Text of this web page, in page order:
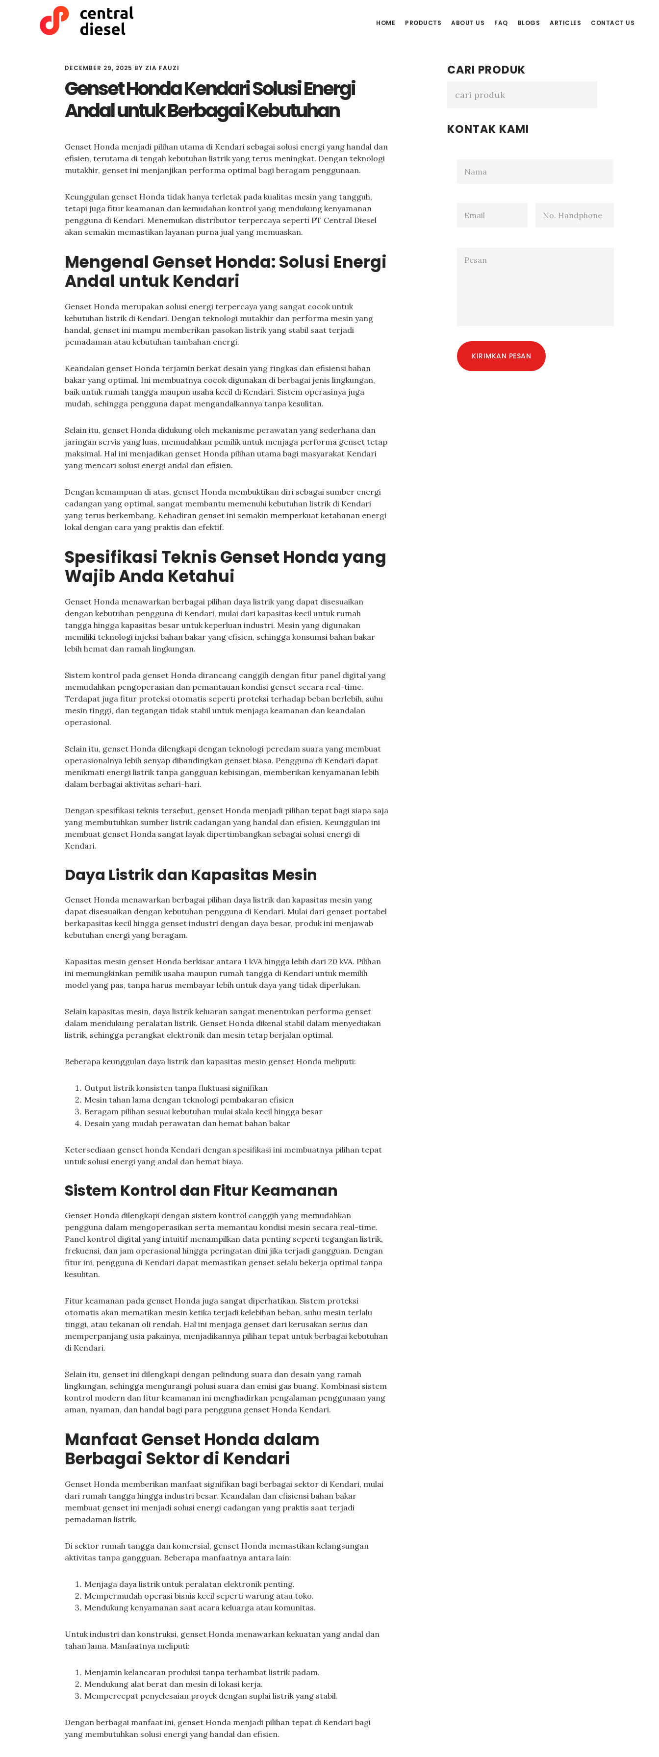
HOME PRODUCTS ABOUT US FAQ BLOGS ARTICLES CONTACT US
DECEMBER 29, 2025 BY ZIA FAUZI
Genset Honda Kendari Solusi Energi
Andal untuk Berbagai Kebutuhan
Genset Honda menjadi pilihan utama di Kendari sebagai solusi energi yang handal dan
efisien, terutama di tengah kebutuhan listrik yang terus meningkat. Dengan teknologi
mutakhir, genset ini menjanjikan performa optimal bagi beragam penggunaan.
Keunggulan genset Honda tidak hanya terletak pada kualitas mesin yang tangguh,
tetapi juga fitur keamanan dan kemudahan kontrol yang mendukung kenyamanan
pengguna di Kendari. Menemukan distributor terpercaya seperti PT Central Diesel
akan semakin memastikan layanan purna jual yang memuaskan.
Mengenal Genset Honda: Solusi Energi
Andal untuk Kendari
Genset Honda merupakan solusi energi terpercaya yang sangat cocok untuk
kebutuhan listrik di Kendari. Dengan teknologi mutakhir dan performa mesin yang
handal, genset ini mampu memberikan pasokan listrik yang stabil saat terjadi
pemadaman atau kebutuhan tambahan energi.
Keandalan genset Honda terjamin berkat desain yang ringkas dan efisiensi bahan
bakar yang optimal. Ini membuatnya cocok digunakan di berbagai jenis lingkungan,
baik untuk rumah tangga maupun usaha kecil di Kendari. Sistem operasinya juga
mudah, sehingga pengguna dapat mengandalkannya tanpa kesulitan.
Selain itu, genset Honda didukung oleh mekanisme perawatan yang sederhana dan
jaringan servis yang luas, memudahkan pemilik untuk menjaga performa genset tetap
maksimal. Hal ini menjadikan genset Honda pilihan utama bagi masyarakat Kendari
yang mencari solusi energi andal dan efisien.
Dengan kemampuan di atas, genset Honda membuktikan diri sebagai sumber energi
cadangan yang optimal, sangat membantu memenuhi kebutuhan listrik di Kendari
yang terus berkembang. Kehadiran genset ini semakin memperkuat ketahanan energi
lokal dengan cara yang praktis dan efektif.
Spesifikasi Teknis Genset Honda yang
Wajib Anda Ketahui
Genset Honda menawarkan berbagai pilihan daya listrik yang dapat disesuaikan
dengan kebutuhan pengguna di Kendari, mulai dari kapasitas kecil untuk rumah
tangga hingga kapasitas besar untuk keperluan industri. Mesin yang digunakan
memiliki teknologi injeksi bahan bakar yang efisien, sehingga konsumsi bahan bakar
lebih hemat dan ramah lingkungan.
Sistem kontrol pada genset Honda dirancang canggih dengan fitur panel digital yang
memudahkan pengoperasian dan pemantauan kondisi genset secara real-time.
Terdapat juga fitur proteksi otomatis seperti proteksi terhadap beban berlebih, suhu
mesin tinggi, dan tegangan tidak stabil untuk menjaga keamanan dan keandalan
operasional.
Selain itu, genset Honda dilengkapi dengan teknologi peredam suara yang membuat
operasionalnya lebih senyap dibandingkan genset biasa. Pengguna di Kendari dapat
menikmati energi listrik tanpa gangguan kebisingan, memberikan kenyamanan lebih
dalam berbagai aktivitas sehari-hari.
Dengan spesifikasi teknis tersebut, genset Honda menjadi pilihan tepat bagi siapa saja
yang membutuhkan sumber listrik cadangan yang handal dan efisien. Keunggulan ini
membuat genset Honda sangat layak dipertimbangkan sebagai solusi energi di
Kendari.
Daya Listrik dan Kapasitas Mesin
Genset Honda menawarkan berbagai pilihan daya listrik dan kapasitas mesin yang
dapat disesuaikan dengan kebutuhan pengguna di Kendari. Mulai dari genset portabel
berkapasitas kecil hingga genset industri dengan daya besar, produk ini menjawab
kebutuhan energi yang beragam.
Kapasitas mesin genset Honda berkisar antara 1 kVA hingga lebih dari 20 kVA. Pilihan
ini memungkinkan pemilik usaha maupun rumah tangga di Kendari untuk memilih
model yang pas, tanpa harus membayar lebih untuk daya yang tidak diperlukan.
Selain kapasitas mesin, daya listrik keluaran sangat menentukan performa genset
dalam mendukung peralatan listrik. Genset Honda dikenal stabil dalam menyediakan
listrik, sehingga perangkat elektronik dan mesin tetap berjalan optimal.
Beberapa keunggulan daya listrik dan kapasitas mesin genset Honda meliputi:
Output listrik konsisten tanpa fluktuasi signifikan
Mesin tahan lama dengan teknologi pembakaran efisien
Beragam pilihan sesuai kebutuhan mulai skala kecil hingga besar
Desain yang mudah perawatan dan hemat bahan bakar
Ketersediaan genset honda Kendari dengan spesifikasi ini membuatnya pilihan tepat
untuk solusi energi yang andal dan hemat biaya.
Sistem Kontrol dan Fitur Keamanan
Genset Honda dilengkapi dengan sistem kontrol canggih yang memudahkan
pengguna dalam mengoperasikan serta memantau kondisi mesin secara real-time.
Panel kontrol digital yang intuitif menampilkan data penting seperti tegangan listrik,
frekuensi, dan jam operasional hingga peringatan dini jika terjadi gangguan. Dengan
fitur ini, pengguna di Kendari dapat memastikan genset selalu bekerja optimal tanpa
kesulitan.
Fitur keamanan pada genset Honda juga sangat diperhatikan. Sistem proteksi
otomatis akan mematikan mesin ketika terjadi kelebihan beban, suhu mesin terlalu
tinggi, atau tekanan oli rendah. Hal ini menjaga genset dari kerusakan serius dan
memperpanjang usia pakainya, menjadikannya pilihan tepat untuk berbagai kebutuhan
di Kendari.
Selain itu, genset ini dilengkapi dengan pelindung suara dan desain yang ramah
lingkungan, sehingga mengurangi polusi suara dan emisi gas buang. Kombinasi sistem
kontrol modern dan fitur keamanan ini menghadirkan pengalaman penggunaan yang
aman, nyaman, dan handal bagi para pengguna genset Honda Kendari.
Manfaat Genset Honda dalam
Berbagai Sektor di Kendari
Genset Honda memberikan manfaat signifikan bagi berbagai sektor di Kendari, mulai
dari rumah tangga hingga industri besar. Keandalan dan efisiensi bahan bakar
membuat genset ini menjadi solusi energi cadangan yang praktis saat terjadi
pemadaman listrik.
Di sektor rumah tangga dan komersial, genset Honda memastikan kelangsungan
aktivitas tanpa gangguan. Beberapa manfaatnya antara lain:
Menjaga daya listrik untuk peralatan elektronik penting.
Mempermudah operasi bisnis kecil seperti warung atau toko.
Mendukung kenyamanan saat acara keluarga atau komunitas.
Untuk industri dan konstruksi, genset Honda menawarkan kekuatan yang andal dan
tahan lama. Manfaatnya meliputi:
Menjamin kelancaran produksi tanpa terhambat listrik padam.
Mendukung alat berat dan mesin di lokasi kerja.
Mempercepat penyelesaian proyek dengan suplai listrik yang stabil.
Dengan berbagai manfaat ini, genset Honda menjadi pilihan tepat di Kendari bagi
yang membutuhkan solusi energi yang handal dan efisien.
Primary
Sidebar
CARI PRODUK
KONTAK KAMI
KIRIMKAN PESAN